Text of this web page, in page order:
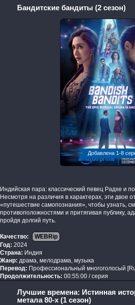
Бандитские бандиты (2 сезон)
Добавлена 1-8
Индийская пара: классический певец Радхе и
Несмотря на различия в характерах, эти двое
«путешествие самопознания», чтобы узнать,
противоположностями и притягивая публику,
пройдя долгий путь.
Качество:
WEBRip
Год: 2024
Страна: Индия
Жанр: драма, мелодрама, музыка
Перевод: Профессиональный многоголосый
Продолжительность: 00:55:00 / серия
Лучшие времена: Истинная
метала 80-х (1 сезон)